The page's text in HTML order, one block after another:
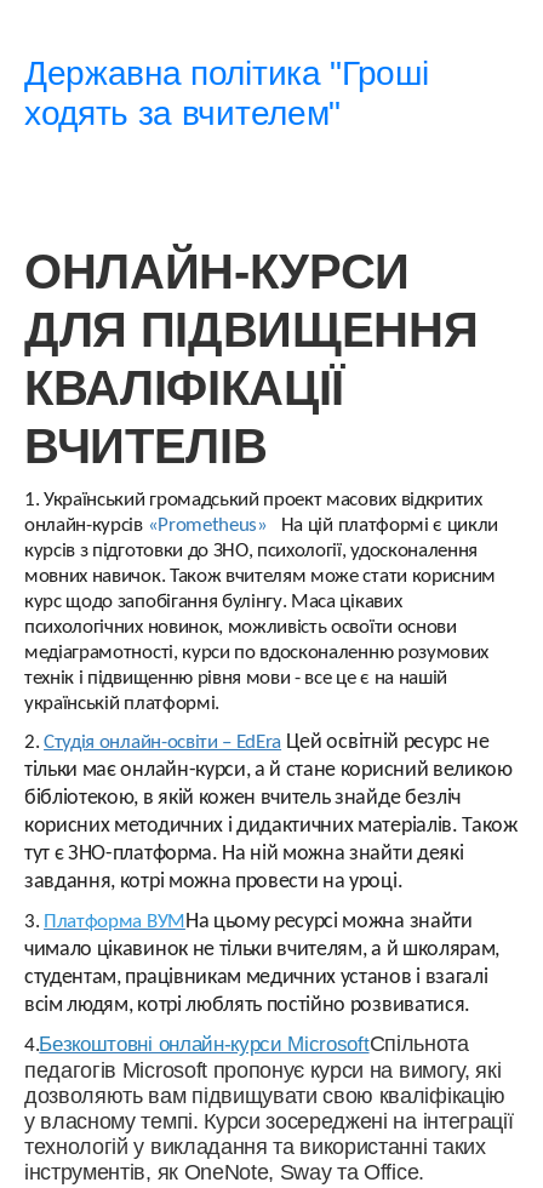
Державна політика "Гроші
ходять за вчителем"
ОНЛАЙН-КУРСИ
ДЛЯ ПІДВИЩЕННЯ
КВАЛІФІКАЦІЇ
ВЧИТЕЛІВ
1. Український громадський проект масових відкритих
онлайн-курсів «Prometheus»
На цій платформі є цикли
курсів з підготовки до ЗНО, психології, удосконалення
мовних навичок. Також вчителям може стати корисним
курс щодо запобігання булінгу. Маса цікавих
психологічних новинок, можливість освоїти основи
медіаграмотності, курси по вдосконаленню розумових
технік і підвищенню рівня мови - все це є на нашій
українській платформі.
2.Cтудія онлайн-освіти – EdEra Цей освітній ресурс не
тільки має онлайн-курси, а й стане корисний великою
бібліотекою, в якій кожен вчитель знайде безліч
корисних методичних і дидактичних матеріалів. Також
тут є ЗНО-платформа. На ній можна знайти деякі
завдання, котрі можна провести на уроці.
3. Платформа ВУМ На цьому ресурсі можна знайти
чимало цікавинок не тільки вчителям, а й школярам,
студентам, працівникам медичних установ і взагалі
всім людям, котрі люблять постійно розвиватися.
4.Безкоштовні онлайн-курси MicrosoftСпільнота
педагогів Microsoft пропонує курси на вимогу, які
дозволяють вам підвищувати свою кваліфікацію
у власному темпі. Курси зосереджені на інтеграції
технологій у викладання та використанні таких
інструментів, як OneNote, Sway та Office.